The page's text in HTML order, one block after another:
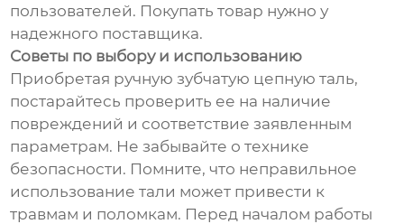
пользователей. Покупать товар нужно у
надежного поставщика.
Советы по выбору и использованию
Приобретая ручную зубчатую цепную таль,
постарайтесь проверить ее на наличие
повреждений и соответствие заявленным
параметрам. Не забывайте о технике
безопасности. Помните, что неправильное
использование тали может привести к
травмам и поломкам. Перед началом работы